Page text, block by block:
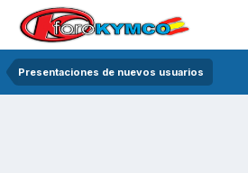
Presentaciones de nuevos usuarios